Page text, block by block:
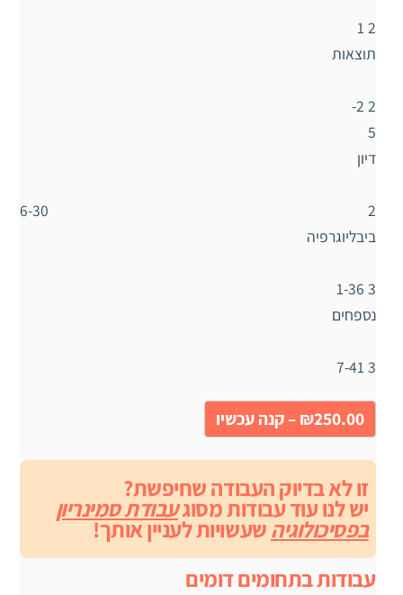
2 1
תוצאות
2 2-
5
דיון
2 6-30
ביבליוגרפיה
3 1-36
נספחים
3 7-41
₪250.00 – קנה עכשיו
זו לא בדיוק העבודה שחיפשת?
יש לנו עוד עבודות מסוגעבודת סמינריון
בפסיכולוגיהשעשויות לעניין אותך!
עבודות בתחומים דומים